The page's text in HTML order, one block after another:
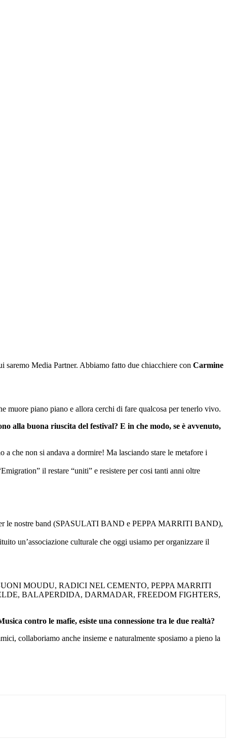
saremo Media Partner. Abbiamo fatto due chiacchiere con Carmine
muore piano piano e allora cerchi di fare qualcosa per tenerlo vivo.
alla buona riuscita del festival? E in che modo, se è avvenuto,
a che non si andava a dormire! Ma lasciando stare le metafore i
il restare “uniti” e resistere per cosi tanti anni oltre
le nostre band (SPASULATI BAND e PEPPA MARRITI BAND),
un’associazione culturale che oggi usiamo per organizzare il
MOUDU, RADICI NEL CEMENTO, PEPPA MARRITI
BALAPERDIDA, DARMADAR, FREEDOM FIGHTERS,
contro le mafie, esiste una connessione tra le due realtà?
collaboriamo anche insieme e naturalmente sposiamo a pieno la